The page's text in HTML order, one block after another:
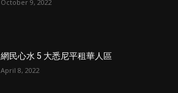
October 9, 2022
網民心水 5 大悉尼平租華人區
April 8, 2022